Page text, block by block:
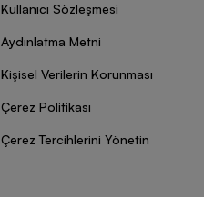
Kullanıcı Sözleşmesi
Aydınlatma Metni
Kişisel Verilerin Korunması
Çerez Politikası
Çerez Tercihlerini Yönetin